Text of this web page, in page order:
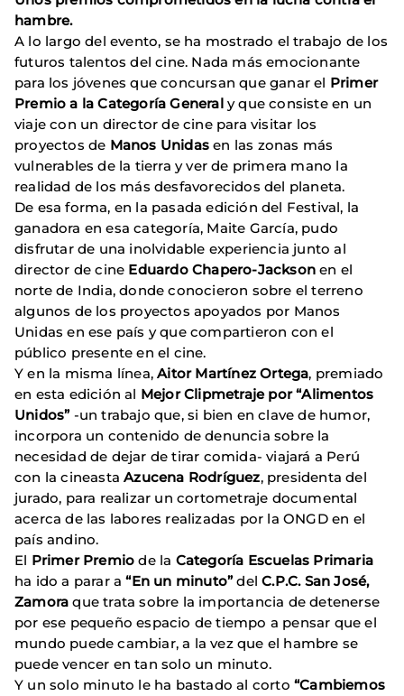
hambre.
A lo largo del evento, se ha mostrado el trabajo de los
futuros talentos del cine. Nada más emocionante
para los jóvenes que concursan que ganar el Primer
Premio a la Categoría General y que consiste en un
viaje con un director de cine para visitar los
proyectos de Manos Unidas en las zonas más
vulnerables de la tierra y ver de primera mano la
realidad de los más desfavorecidos del planeta.
De esa forma, en la pasada edición del Festival, la
ganadora en esa categoría, Maite García, pudo
disfrutar de una inolvidable experiencia junto al
director de cine Eduardo Chapero-Jackson en el
norte de India, donde conocieron sobre el terreno
algunos de los proyectos apoyados por Manos
Unidas en ese país y que compartieron con el
público presente en el cine.
Y en la misma línea,Aitor Martínez Ortega, premiado
en esta edición al Mejor Clipmetraje por “Alimentos
Unidos” -un trabajo que, si bien en clave de humor,
incorpora un contenido de denuncia sobre la
necesidad de dejar de tirar comida- viajará a Perú
con la cineastaAzucena Rodríguez, presidenta del
jurado, para realizar un cortometraje documental
acerca de las labores realizadas por la ONGD en el
país andino.
El Primer Premiode la Categoría Escuelas Primaria
ha ido a parar a“En un minuto”del C.P.C. San José,
Zamora que trata sobre la importancia de detenerse
por ese pequeño espacio de tiempo a pensar que el
mundo puede cambiar, a la vez que el hambre se
puede vencer en tan solo un minuto.
Y un solo minuto le ha bastado al corto “Cambiemos